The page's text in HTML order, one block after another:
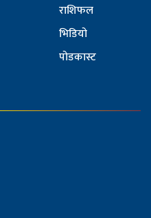
राशिफल
भिडियो
पोडकास्ट